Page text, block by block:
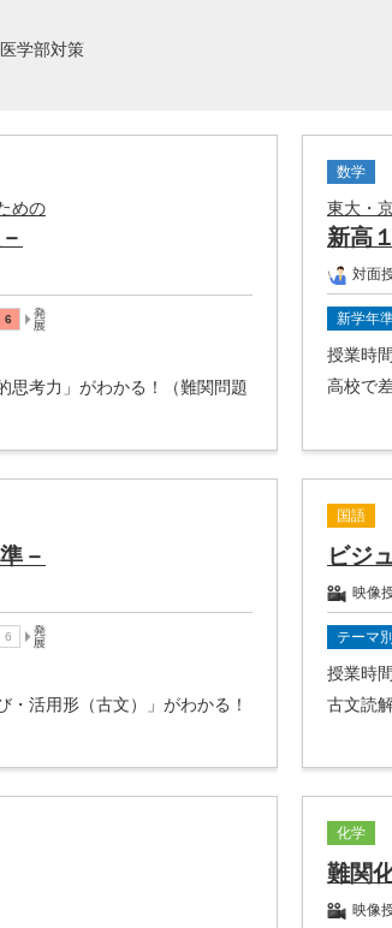
学部対策
めの
思考力」がわかる！（難関問題
数学
東大・
新高
対面
新学年
授業時間
高校で
－
・活用形（古文）」がわかる！
国語
ビジ
映像
テーマ
授業時間
古文読
化学
難関
映像